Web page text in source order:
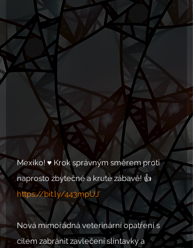
Mexiko! ♥️ Krok správným směrem proti
naprosto zbytečné a kruté zábavě! 👍
https://bit.ly/443mpUJ
Nová mimořádná veterinární opatření s
cílem zabránit zavlečení slintavky a